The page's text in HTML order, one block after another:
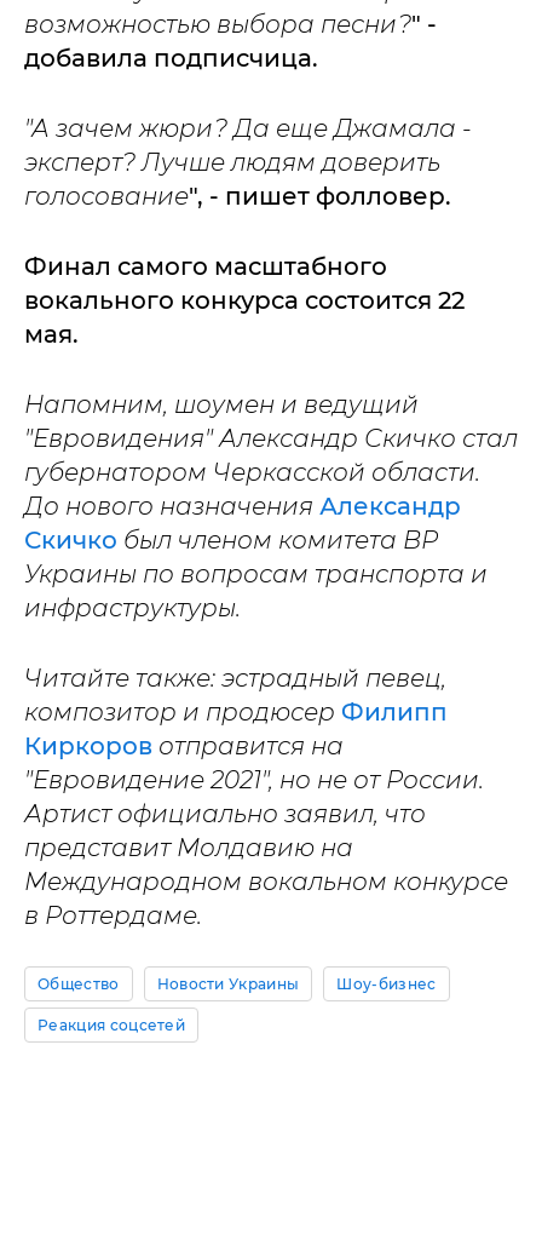
возможностью выбора песни?" -
добавила подписчица.
"А зачем жюри? Да еще Джамала -
эксперт? Лучше людям доверить
голосование", - пишет фолловер.
Финал самого масштабного
вокального конкурса состоится 22
мая.
Напомним, шоумен и ведущий
"Евровидения" Александр Скичко стал
губернатором Черкасской области.
До нового назначения Александр
Скичко был членом комитета ВР
Украины по вопросам транспорта и
инфраструктуры.
Читайте также: эстрадный певец,
композитор и продюсер Филипп
Киркоров отправится на
"Евровидение 2021", но не от России.
Артист официально заявил, что
представит Молдавию на
Международном вокальном конкурсе
в Роттердаме.
Общество Новости Украины Шоу-бизнес
Реакция соцсетей